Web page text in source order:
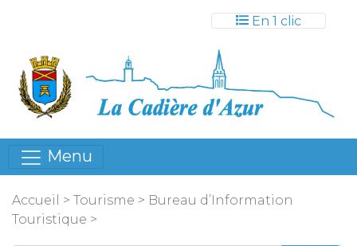
En 1 clic
Menu
Accueil > Tourisme > Bureau d’Information
Touristique >